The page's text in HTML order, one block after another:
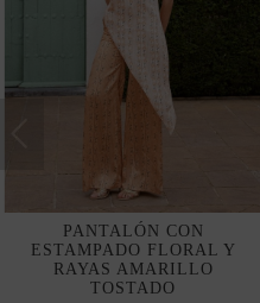
PANTALÓN CON
ESTAMPADO FLORAL Y
RAYAS AMARILLO
TOSTADO